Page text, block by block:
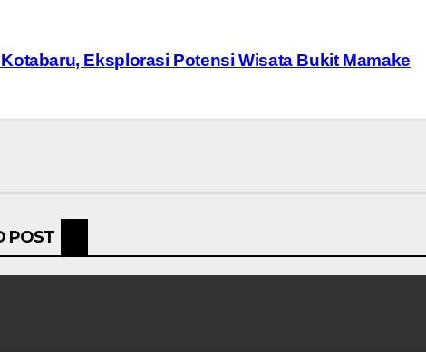
Eksplorasi Potensi Wisata Bukit Mamake
POST